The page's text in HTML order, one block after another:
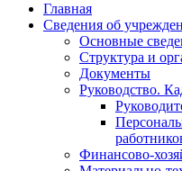
Главная
Сведения об
Основные
Структура и
Документы
Руководство.
Финансово-